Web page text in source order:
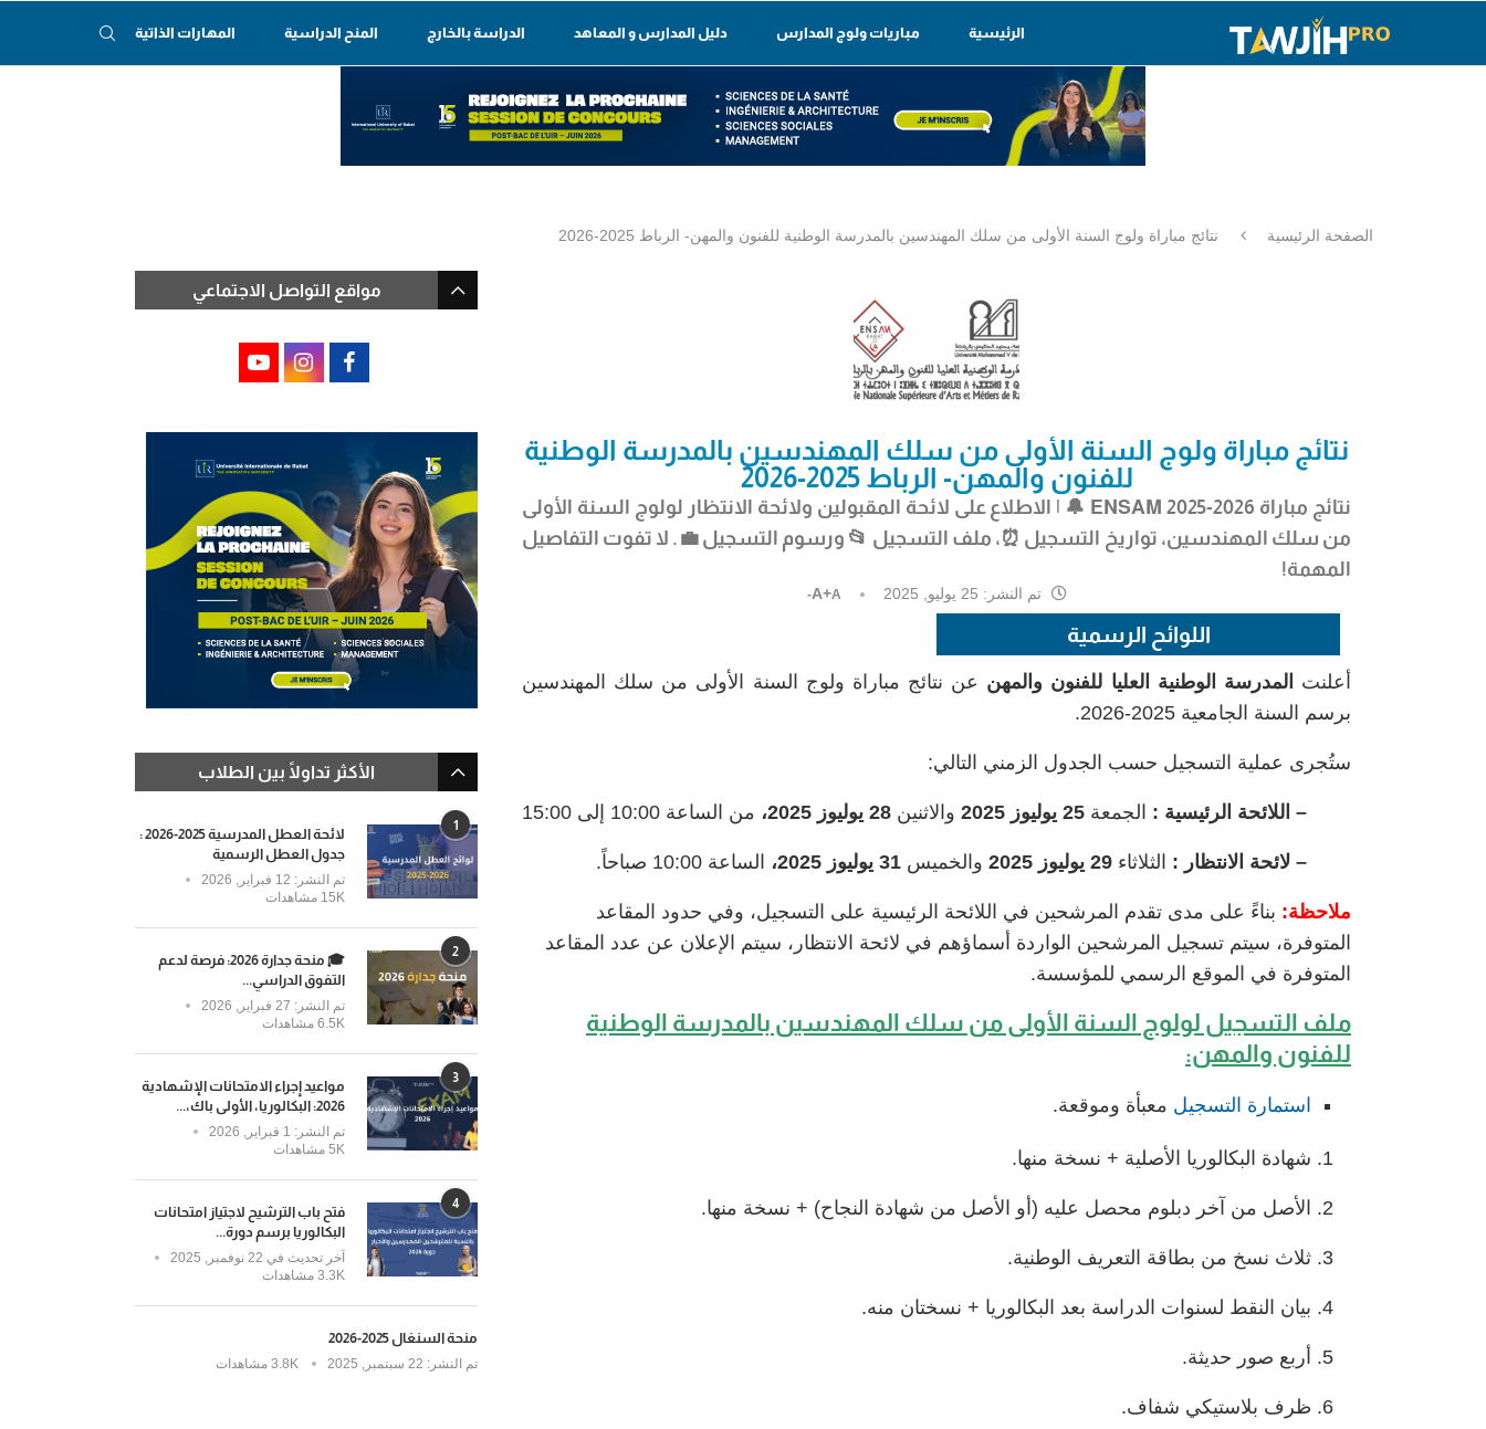
الرئيسية مباريات ولوج المدارس دليل المدارس و المعاهد الدراسة بالخارج المنح الدراسية المهارات الذاتية
الصفحة الرئيسية نتائج مباراة ولوج السنة الأولى من سلك المهندسين بالمدرسة الوطنية للفنون والمهن- الرباط 2025-2026
نتائج مباراة ولوج السنة الأولى من سلك المهندسين بالمدرسة الوطنية
للفنون والمهن- الرباط 2025-2026
نتائج مباراة ENSAM 2025-2026 🔔 | الاطلاع على لائحة المقبولين ولائحة الانتظار لولوج السنة الأولى
من سلك المهندسين، تواريخ التسجيل ⏰، ملف التسجيل 📂 ورسوم التسجيل 💼. لا تفوت التفاصيل
المهمة!
تم النشر: A+A-
اللوائح الرسمية
أعلنت المدرسة الوطنية العليا للفنون والمهن عن نتائج مباراة ولوج السنة الأولى من سلك المهندسين
برسم السنة الجامعية 2025-2026.
ستُجرى عملية التسجيل حسب الجدول الزمني التالي:
– اللائحة الرئيسية : الجمعة 25 يوليوز 2025 والاثنين 28 يوليوز 2025، من الساعة 10:00 إلى 15:00
– لائحة الانتظار : الثلاثاء 29 يوليوز 2025 والخميس 31 يوليوز 2025، الساعة 10:00 صباحاً.
ملاحظة: بناءً على مدى تقدم المرشحين في اللائحة الرئيسية على التسجيل، وفي حدود المقاعد
المتوفرة، سيتم تسجيل المرشحين الواردة أسماؤهم في لائحة الانتظار، سيتم الإعلان عن عدد المقاعد
المتوفرة في الموقع الرسمي للمؤسسة.
ملف التسجيل لولوج السنة الأولى من سلك المهندسين بالمدرسة الوطنية
للفنون والمهن:
استمارة التسجيل معبأة وموقعة.
شهادة البكالوريا الأصلية + نسخة منها.
الأصل من آخر دبلوم محصل عليه (أو الأصل من شهادة النجاح) + نسخة منها.
ثلاث نسخ من بطاقة التعريف الوطنية.
بيان النقط لسنوات الدراسة بعد البكالوريا + نسختان منه.
أربع صور حديثة.
ظرف بلاستيكي شفاف.
مواقع التواصل الاجتماعي
الأكثر تداولًا بين الطلاب
1
لائحة العطل المدرسية 2025-2026 :
جدول العطل الرسمية
تم النشر:
15K مشاهدات
2
🎓 منحة جدارة 2026: فرصة لدعم
التفوق الدراسي...
تم النشر:
6.5K مشاهدات
3
مواعيد إجراء الامتحانات الإشهادية
2026: البكالوريا، الأولى باك،...
تم النشر:
5K مشاهدات
4
فتح باب الترشيح لاجتياز امتحانات
البكالوريا برسم دورة...
آخر تحديث في
3.3K مشاهدات
منحة السنغال 2025-2026
تم النشر: 3.8K مشاهدات